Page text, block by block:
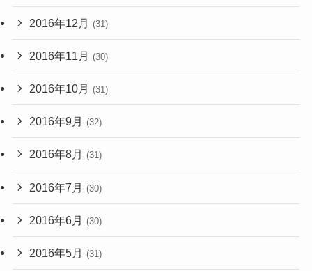
2016年12月 (31)
2016年11月 (30)
2016年10月 (31)
2016年9月 (32)
2016年8月 (31)
2016年7月 (30)
2016年6月 (30)
2016年5月 (31)